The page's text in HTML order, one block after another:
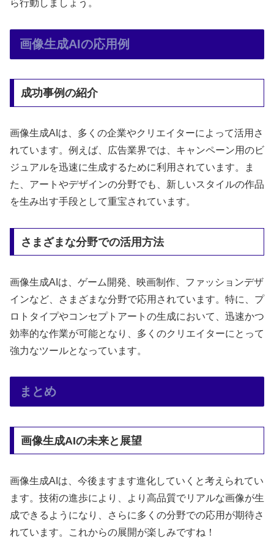
ら行動しましょう。
画像生成AIの応用例
成功事例の紹介
画像生成AIは、多くの企業やクリエイターによって活用さ
れています。例えば、広告業界では、キャンペーン用のビ
ジュアルを迅速に生成するために利用されています。ま
た、アートやデザインの分野でも、新しいスタイルの作品
を生み出す手段として重宝されています。
さまざまな分野での活用方法
画像生成AIは、ゲーム開発、映画制作、ファッションデザ
インなど、さまざまな分野で応用されています。特に、プ
ロトタイプやコンセプトアートの生成において、迅速かつ
効率的な作業が可能となり、多くのクリエイターにとって
強力なツールとなっています。
まとめ
画像生成AIの未来と展望
画像生成AIは、今後ますます進化していくと考えられてい
ます。技術の進歩により、より高品質でリアルな画像が生
成できるようになり、さらに多くの分野での応用が期待さ
れています。これからの展開が楽しみですね！